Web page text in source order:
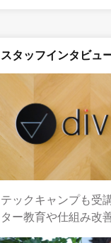
スタッフインタビュ
テックキャンプも受
ター教育や仕組み改